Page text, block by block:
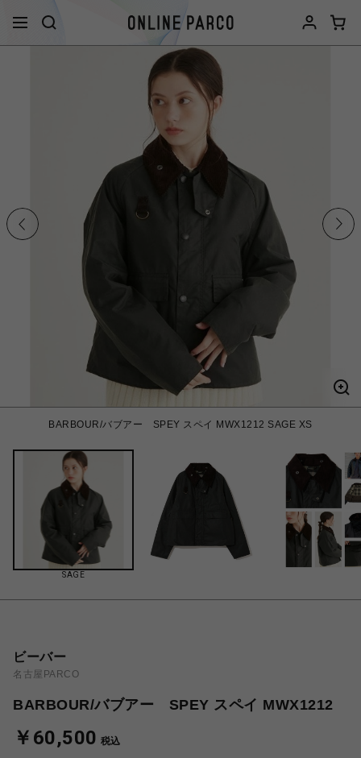
BARBOUR/バブアー SPEY スペイ MWX1212 SAGE XS
SAGE
ビーバー
名古屋PARCO
BARBOUR/バブアー SPEY スペイ MWX1212
￥60,500 税込